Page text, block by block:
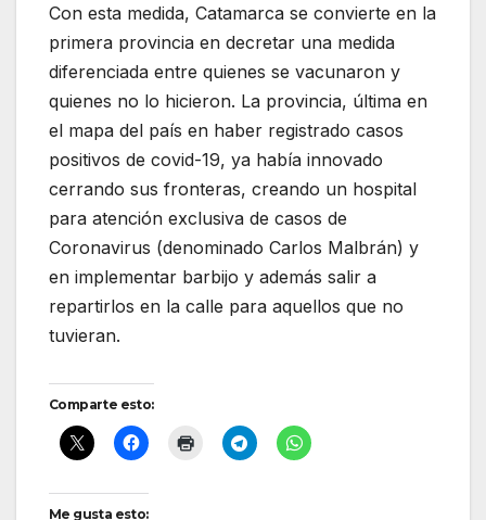
Con esta medida, Catamarca se convierte en la
primera provincia en decretar una medida
diferenciada entre quienes se vacunaron y
quienes no lo hicieron. La provincia, última en
el mapa del país en haber registrado casos
positivos de covid-19, ya había innovado
cerrando sus fronteras, creando un hospital
para atención exclusiva de casos de
Coronavirus (denominado Carlos Malbrán) y
en implementar barbijo y además salir a
repartirlos en la calle para aquellos que no
tuvieran.
Comparte esto:
Me gusta esto: